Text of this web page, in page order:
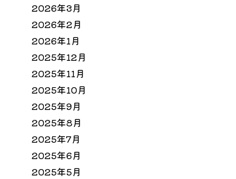
2026年3月
2026年2月
2026年1月
2025年12月
2025年11月
2025年10月
2025年9月
2025年8月
2025年7月
2025年6月
2025年5月